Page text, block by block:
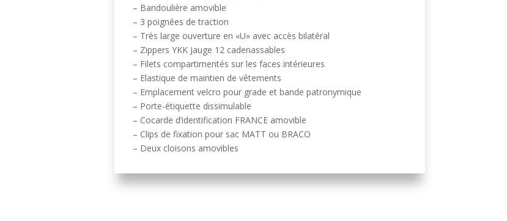
– Bandoulière amovible
– 3 poignées de traction
– Très large ouverture en «U» avec accès bilatéral
– Zippers YKK Jauge 12 cadenassables
– Filets compartimentés sur les faces intérieures
– Elastique de maintien de vêtements
– Emplacement velcro pour grade et bande patronymique
– Porte-étiquette dissimulable
– Cocarde d’identification FRANCE amovible
– Clips de fixation pour sac MATT ou BRACO
– Deux cloisons amovibles